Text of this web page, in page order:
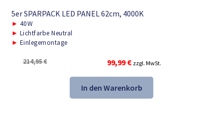
5er SPARPACK LED PANEL 62cm, 4000K
► 40W
► Lichtfarbe Neutral
► Einlegemontage
214,95€
Ursprünglicher
war:
214,95 €
99,99€Aktueller
ist:
99,99 €.
zzgl. MwSt.
In den Warenkorb